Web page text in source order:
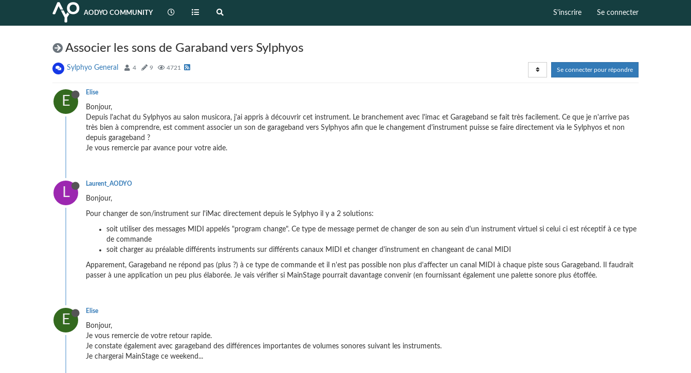
AODYO COMMUNITY S'inscrire Se connecter
Associer les sons de Garaband vers Sylphyos
Sylphyo General 4 9 4721 Se connecter pour répondre
E
Elise
Bonjour,
Depuis l'achat du Sylphyos au salon musicora, j'ai appris à découvrir cet instrument. Le branchement avec l'imac et Garageband se fait très facilement. Ce que je n'arrive pas
très bien à comprendre, est comment associer un son de garageband vers Sylphyos afin que le changement d'instrument puisse se faire directement via le Sylphyos et non
depuis garageband ?
Je vous remercie par avance pour votre aide.
L
Laurent_AODYO
Bonjour,
Pour changer de son/instrument sur l'iMac directement depuis le Sylphyo il y a 2 solutions:
soit utiliser des messages MIDI appelés "program change". Ce type de message permet de changer de son au sein d'un instrument virtuel si celui ci est réceptif à ce type
de commande
soit charger au préalable différents instruments sur différents canaux MIDI et changer d'instrument en changeant de canal MIDI
Apparement, Garageband ne répond pas (plus ?) à ce type de commande et il n'est pas possible non plus d'affecter un canal MIDI à chaque piste sous Garageband. Il faudrait
passer à une application un peu plus élaborée. Je vais vérifier si MainStage pourrait davantage convenir (en fournissant également une palette sonore plus étoffée.
E
Elise
Bonjour,
Je vous remercie de votre retour rapide.
Je constate également avec garageband des différences importantes de volumes sonores suivant les instruments.
Je chargerai MainStage ce weekend...